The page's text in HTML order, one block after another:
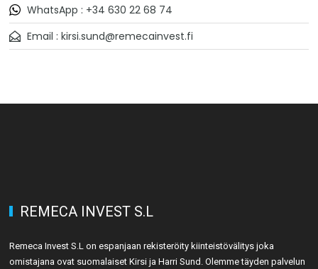
WhatsApp : +34 630 22 68 74
Email : kirsi.sund@remecainvest.fi
REMECA INVEST S.L
Remeca Invest S.L on espanjaan rekisteröity kiinteistövälitys joka
omistajana ovat suomalaiset Kirsi ja Harri Sund. Olemme täyden palvelun